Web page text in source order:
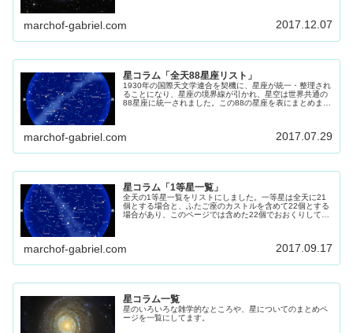
marchof-gabriel.com 2017.12.07
星コラム「全天88星座リスト」
1930年の国際天文学連合を契機に、星座が統一・整理され
ることになり、星座の境界線が引かれ、星空は世界共通の
88星座に統一されました。この88の星座を表にまとめまし
marchof-gabriel.com 2017.07.29
星コラム「1等星一覧」
全天の1等星一覧をリストにしました。一等星は全天に21
個とする場合と、ふたご座のカストルを含めて22個とする
場合があり、このページでは含めた22個でおおくりしてま
marchof-gabriel.com 2017.09.17
星コラム一覧
星のいろいろな雑学的なところや、星についてのまとめペ
ージを一覧にしてます。